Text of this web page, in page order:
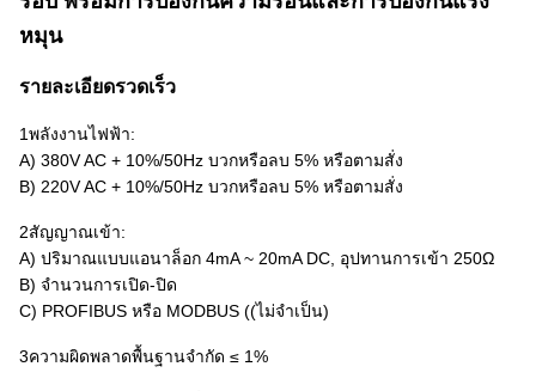
หมุน
รายละเอียดรวดเร็ว
1พลังงานไฟฟ้า:
A) 380V AC + 10%/50Hz บวกหรือลบ 5% หรือตามสั่ง
B) 220V AC + 10%/50Hz บวกหรือลบ 5% หรือตามสั่ง
2สัญญาณเข้า:
A) ปริมาณแบบแอนาล็อก 4mA ~ 20mA DC, อุปทานการเข้า 250Ω
B) จํานวนการเปิด-ปิด
C) PROFIBUS หรือ MODBUS ((ไม่จําเป็น)
3ความผิดพลาดพื้นฐานจํากัด ≤ 1%